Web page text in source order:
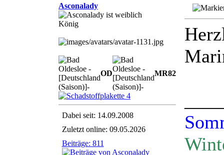
Asconalady
König
OD MR82
Dabei seit: 14.09.2008
Zuletzt online: 09.05.2026
Beiträge: 811